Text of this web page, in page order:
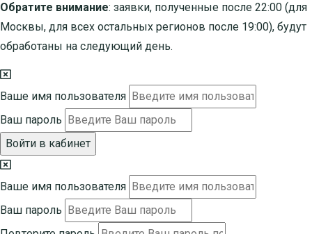
Обратите внимание: заявки, полученные после 22:00 (для
Москвы, для всех остальных регионов после 19:00), будут
обработаны на следующий день.
Ваше имя пользователя
Ваш пароль
Войти в кабинет
Ваше имя пользователя
Ваш пароль